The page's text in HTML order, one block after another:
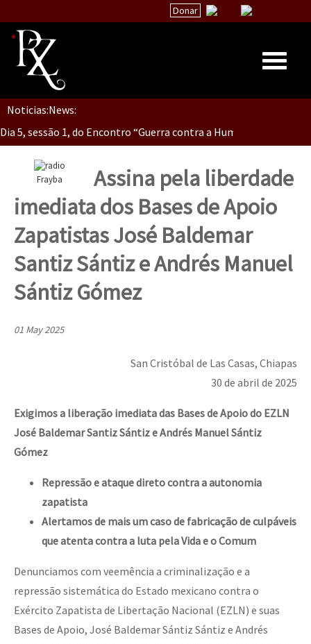
Donar
Inicio
Quiénes Somos
La palabra del EZLN
TEMAS
Chiapas
México
Latinoamérica
Megaproyectos
Migración
Presos
Mujeres
MULTIMEDIA
Audio
Fotorreportaje
Noticias:News:
Dia 5, Sessão 2, Encontro “Guerra contra la Humanidad”
Dia 5, sessão 1, do Encontro “Guerra contra a Humanidade”(As
Dia 4 – Encontro “Guerra contra a Humanidade” (As populações
Dia 3 do Encontro “Guerra contra a Humanidade”
Dia 1: Encontro “Guerra contra a Humanidade”
[CDMX – 20 julio] Jornadas globales por la libertad de Jesús
“Sonhando a Terra do Bem Virá” se publica no Estado Espanhol
Se o México sabe, que o mundo saiba! Nossas lutas pela
[25 abr – CDMX] Tokín por el CNI: 30 años de Resistencia y
Frayba
Assina pela liberdade
imediata dos Bases de Apoio
Zapatistas José Baldemar
Santiz Sántiz e Andrés Manuel
Sántiz Gómez
01 May 2025
San Cristóbal de Las Casas, Chiapas
30 de abril de 2025
Exigimos a liberação imediata das Bases de Apoio do EZLN
José Baldemar Santiz Sántiz e Andrés Manuel Sántiz
Gómez
Repressão e ataque direto contra a autonomia
zapatista
Alertamos de mais um caso de fabricação de culpáveis
que atenta contra a luta pela Vida e o Comum
Denunciamos com veemência a criminalização e a
repressão sistemática do Estado mexicano contra o
Exército Zapatista de Libertação Nacional (EZLN) e suas
Bases de Apoio, José Baldemar Sántiz Sántiz e Andrés